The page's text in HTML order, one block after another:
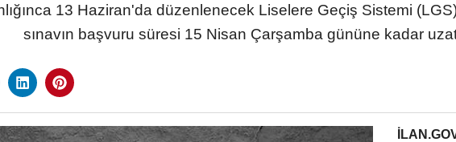
13 Haziran'da düzenlenecek Liselere Geçiş Sistemi
sınavın başvuru süresi 15 Nisan Çarşamba gününe kadar